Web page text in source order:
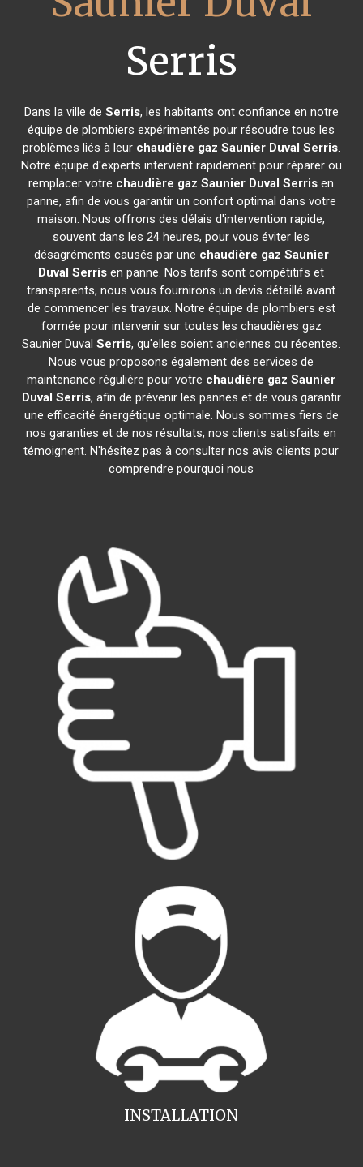
Serris
Dans la ville de Serris, les habitants ont confiance en notre
équipe de plombiers expérimentés pour résoudre tous les
problèmes liés à leur chaudière gaz Saunier Duval Serris.
Notre équipe d'experts intervient rapidement pour réparer ou
remplacer votre chaudière gaz Saunier Duval Serris en
panne, afin de vous garantir un confort optimal dans votre
maison. Nous offrons des délais d'intervention rapide,
souvent dans les 24 heures, pour vous éviter les
désagréments causés par une chaudière gaz Saunier
Duval Serris en panne. Nos tarifs sont compétitifs et
transparents, nous vous fournirons un devis détaillé avant
de commencer les travaux. Notre équipe de plombiers est
formée pour intervenir sur toutes les chaudières gaz
Saunier DuvalSerris, qu'elles soient anciennes ou récentes.
Nous vous proposons également des services de
maintenance régulière pour votre chaudière gaz Saunier
Duval Serris, afin de prévenir les pannes et de vous garantir
une efficacité énergétique optimale. Nous sommes fiers de
nos garanties et de nos résultats, nos clients satisfaits en
témoignent. N'hésitez pas à consulter nos avis clients pour
comprendre pourquoi nous
INSTALLATION